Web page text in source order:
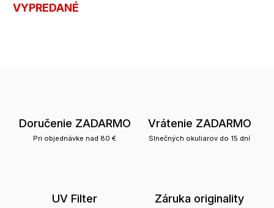
VYPREDANÉ
Doručenie ZADARMO
Pri objednávke nad 80 €
Vrátenie ZADARMO
Slnečných okuliarov do 15 dní
UV Filter Záruka originality